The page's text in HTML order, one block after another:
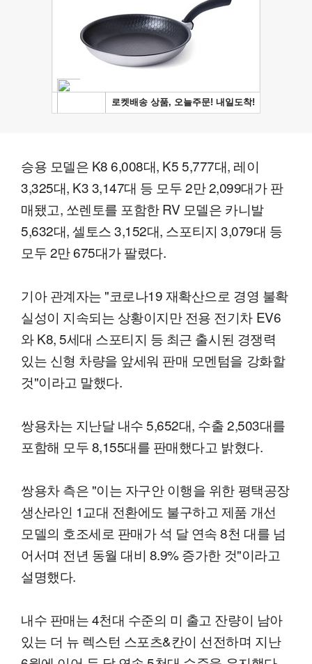
승용 모델은 K8 6,008대, K5 5,777대, 레이
3,325대, K3 3,147대 등 모두 2만 2,099대가 판
매됐고, 쏘렌토를 포함한 RV 모델은 카니발
5,632대, 셀토스 3,152대, 스포티지 3,079대 등
모두 2만 675대가 팔렸다.
기아 관계자는 "코로나19 재확산으로 경영 불확
실성이 지속되는 상황이지만 전용 전기차 EV6
와 K8, 5세대 스포티지 등 최근 출시된 경쟁력
있는 신형 차량을 앞세워 판매 모멘텀을 강화할
것"이라고 말했다.
쌍용차는 지난달 내수 5,652대, 수출 2,503대를
포함해 모두 8,155대를 판매했다고 밝혔다.
쌍용차 측은 "이는 자구안 이행을 위한 평택공장
생산라인 1교대 전환에도 불구하고 제품 개선
모델의 호조세로 판매가 석 달 연속 8천 대를 넘
어서며 전년 동월 대비 8.9% 증가한 것"이라고
설명했다.
내수 판매는 4천대 수준의 미 출고 잔량이 남아
있는 더 뉴 렉스턴 스포츠&칸이 선전하며 지난